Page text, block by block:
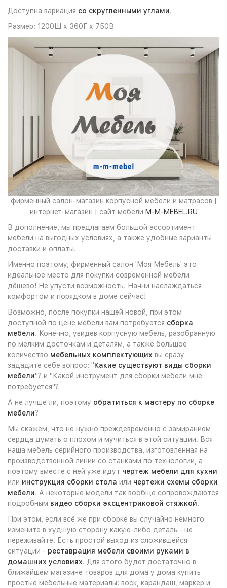
Доступна вариация со скругленными углами.
Размер: 1200Ш х 360Г х 750В
фирменный салон-магазин корпусной мебели и матрасов |
интернет-магазин | сайт мебели M-M-MEBEL.RU
В дополнение, мы предлагаем большой ассортимент
мебели на выгодных условиях, а также удобные варианты
доставки и оплаты.
Именно поэтому, фирменный салон 'Моя Мебель' это
идеальное место для покупки современной мебели
дёшево! Не упусти возможность. Начни наслаждаться
комфортом и порядком в доме сейчас!
Возможно, после покупки нашей новой, при этом
доступной по цене мебели вам потребуется сборка
мебели. Конечно, увидев корпусную мебель, разобранную
по мелким досточкам и деталям, а также большое
количество мебельных комплектующих вы сразу
зададите себе вопрос: "Какие существуют виды сборки
мебели"? и "Какой инструмент для сборки мебели мне
потребуется"?
А не лучше ли, поэтому обратиться к мастеру по сборке
мебели?
Мы скажем, что не нужно преждевременно с замиранием
сердца думать о плохом и мучиться в этой ситуации. Вся
наша мебель серийного производства, изготовленная на
производственной линии со станками по технологии, а
поэтому вместе с ней уже идут чертеж мебели для кухни
или инструкция сборки стола или чертежи схемы сборки
мебели. А некоторые модели так вообще сопровождаются
подробным видео сборки эксцентриковой стяжкой.
При этом, если всё же при сборке вы случайно немного
измените в худшую сторону какую-либо деталь - не
переживайте. Есть простой выход из сложившейся
ситуации - реставрация мебели своими руками в
домашних условиях. Для этого будет достаточно в
ближайшем магазине товаров для дома у дома купить
простые мебельные материалы: воск, карандаш, маркер и